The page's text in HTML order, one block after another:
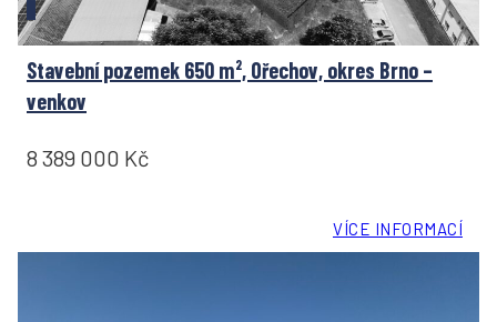
Stavební pozemek 650 m², Ořechov, okres Brno –
venkov
8 389 000 Kč
VÍCE INFORMACÍ